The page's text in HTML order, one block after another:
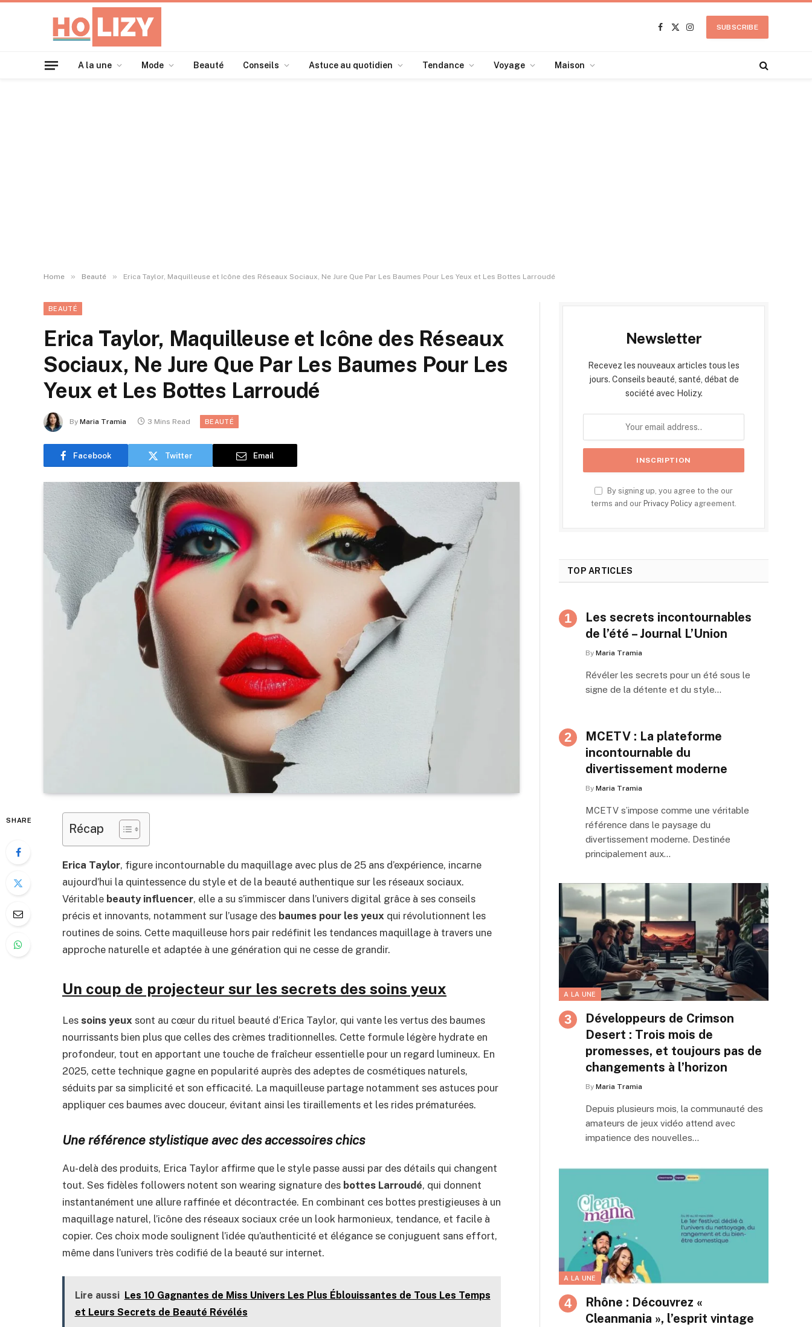
Facebook
X
Instagram
SUBSCRIBE
A la une Mode Beauté Conseils Astuce au quotidien Tendance Voyage Maison
Home » Beauté » Erica Taylor, Maquilleuse et Icône des Réseaux Sociaux, Ne Jure Que Par Les Baumes Pour Les Yeux et Les Bottes Larroudé
BEAUTÉ
Erica Taylor, Maquilleuse et Icône des Réseaux
Sociaux, Ne Jure Que Par Les Baumes Pour Les
Yeux et Les Bottes Larroudé
By Maria Tramia 3 Mins Read BEAUTÉ
Facebook Twitter Email
SHARE
Récap
Erica Taylor, figure incontournable du maquillage avec plus de 25 ans d’expérience, incarne
aujourd’hui la quintessence du style et de la beauté authentique sur les réseaux sociaux.
Véritable beauty influencer, elle a su s’immiscer dans l’univers digital grâce à ses conseils
précis et innovants, notamment sur l’usage des baumes pour les yeux qui révolutionnent les
routines de soins. Cette maquilleuse hors pair redéfinit les tendances maquillage à travers une
approche naturelle et adaptée à une génération qui ne cesse de grandir.
Un coup de projecteur sur les secrets des soins yeux
Les soins yeux sont au cœur du rituel beauté d’Erica Taylor, qui vante les vertus des baumes
nourrissants bien plus que celles des crèmes traditionnelles. Cette formule légère hydrate en
profondeur, tout en apportant une touche de fraîcheur essentielle pour un regard lumineux. En
2025, cette technique gagne en popularité auprès des adeptes de cosmétiques naturels,
séduits par sa simplicité et son efficacité. La maquilleuse partage notamment ses astuces pour
appliquer ces baumes avec douceur, évitant ainsi les tiraillements et les rides prématurées.
Une référence stylistique avec des accessoires chics
Au-delà des produits, Erica Taylor affirme que le style passe aussi par des détails qui changent
tout. Ses fidèles followers notent son wearing signature des bottes Larroudé, qui donnent
instantanément une allure raffinée et décontractée. En combinant ces bottes prestigieuses à un
maquillage naturel, l’icône des réseaux sociaux crée un look harmonieux, tendance, et facile à
copier. Ces choix mode soulignent l’idée qu’authenticité et élégance se conjuguent sans effort,
même dans l’univers très codifié de la beauté sur internet.
Lire aussi Les 10 Gagnantes de Miss Univers Les Plus Éblouissantes de Tous Les Temps
et Leurs Secrets de Beauté Révélés
Newsletter
Recevez les nouveaux articles tous les
jours. Conseils beauté, santé, débat de
société avec Holizy.
By signing up, you agree to the our
terms and our Privacy Policy agreement.
TOP ARTICLES
Les secrets incontournables
de l’été – Journal L’Union
By Maria Tramia
Révéler les secrets pour un été sous le
signe de la détente et du style…
MCETV : La plateforme
incontournable du
divertissement moderne
By Maria Tramia
MCETV s’impose comme une véritable
référence dans le paysage du
divertissement moderne. Destinée
principalement aux…
A LA UNE
Développeurs de Crimson
Desert : Trois mois de
promesses, et toujours pas de
changements à l’horizon
By Maria Tramia
Depuis plusieurs mois, la communauté des
amateurs de jeux vidéo attend avec
impatience des nouvelles…
A LA UNE
Rhône : Découvrez «
Cleanmania », l’esprit vintage